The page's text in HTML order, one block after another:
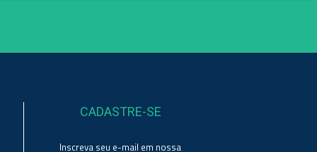
CADASTRE-SE
Inscreva seu e-mail em nossa